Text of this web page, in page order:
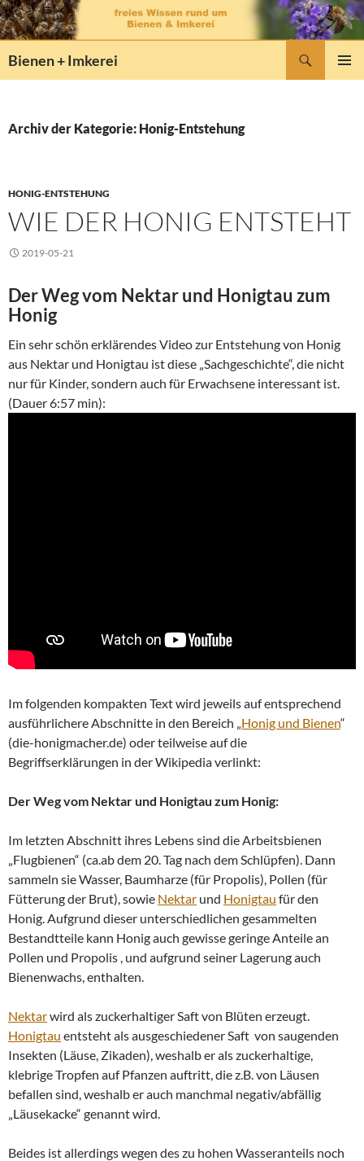
Zum
Inhalt
Bienen + Imkerei
Archiv der Kategorie: Honig-Entstehung
HONIG-ENTSTEHUNG
WIE DER HONIG ENTSTEHT
2019-05-21
Der Weg vom Nektar und Honigtau zum
Honig
Ein sehr schön erklärendes Video zur Entstehung von Honig
aus Nektar und Honigtau ist diese „Sachgeschichte“, die nicht
nur für Kinder, sondern auch für Erwachsene interessant ist.
(Dauer 6:57 min):
Im folgenden kompakten Text wird jeweils auf entsprechend
ausführlichere Abschnitte in den Bereich „ Honig und Bienen“
(die-honigmacher.de) oder teilweise auf die
Begriffserklärungen in der Wikipedia verlinkt:
Der Weg vom Nektar und Honigtau zum Honig:
Im letzten Abschnitt ihres Lebens sind die Arbeitsbienen
„Flugbienen“ (ca.ab dem 20. Tag nach dem Schlüpfen). Dann
sammeln sie Wasser, Baumharze (für Propolis), Pollen (für
Fütterung der Brut), sowie Nektar und Honigtau für den
Honig. Aufgrund dieser unterschiedlichen gesammelten
Bestandtteile kann Honig auch gewisse geringe Anteile an
Pollen und Propolis , und aufgrund seiner Lagerung auch
Bienenwachs, enthalten.
Nektarwird als zuckerhaltiger Saft von Blüten erzeugt.
Honigtau entsteht als ausgeschiedener Saft von saugenden
Insekten (Läuse, Zikaden), weshalb er als zuckerhaltige,
klebrige Tropfen auf Pfanzen auftritt, die z.B. von Läusen
befallen sind, weshalb er auch manchmal negativ/abfällig
„Läusekacke“ genannt wird.
Beides ist allerdings wegen des zu hohen Wasseranteils noch